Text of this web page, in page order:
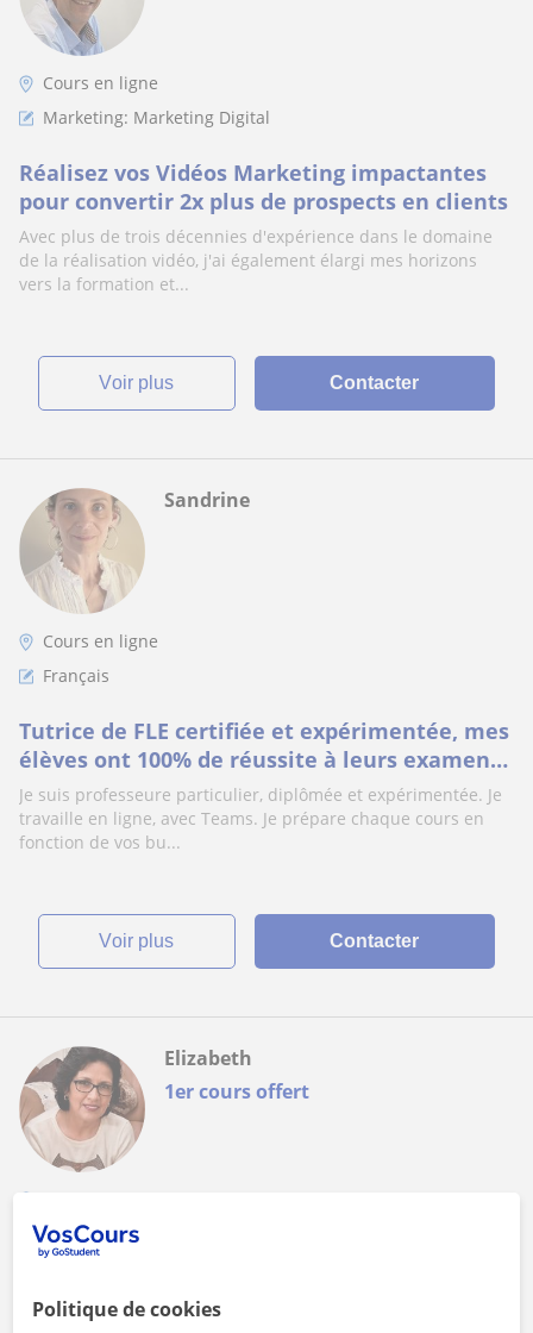
Cours en ligne
Marketing: Marketing Digital
Réalisez vos Vidéos Marketing impactantes
pour convertir 2x plus de prospects en clients
Avec plus de trois décennies d'expérience dans le domaine
de la réalisation vidéo, j'ai également élargi mes horizons
vers la formation et...
voir plus Contacter
Sandrine
Cours en ligne
Français
Tutrice de FLE certifiée et expérimentée, mes
élèves ont 100% de réussite à leurs examens
de langue française
Je suis professeure particulier, diplômée et expérimentée. Je
travaille en ligne, avec Teams. Je prépare chaque cours en
fonction de vos bu...
voir plus Contacter
1er cours offert
Elizabeth
Espagnol
años de experiencia.
Politique de cookies